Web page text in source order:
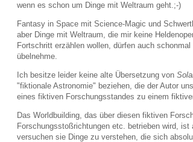
wenn es schon um Dinge mit Weltraum geht.;-)
Fantasy in Space mit Science-Magic und
aber Dinge mit Weltraum, die mir keine
Fortschritt erzählen wollen, dürfen auch
übelnehme.
Ich besitze leider keine alte Übersetzung von
"fiktionale Astronomie" beziehen, die der Autor
eines fiktiven Forschungsstandes zu einem
Das Worldbuilding, das über diesen fiktiven
Forschungsstoßrichtungen etc. betrieben wird,
versuchen sie Dinge zu verstehen, die sich